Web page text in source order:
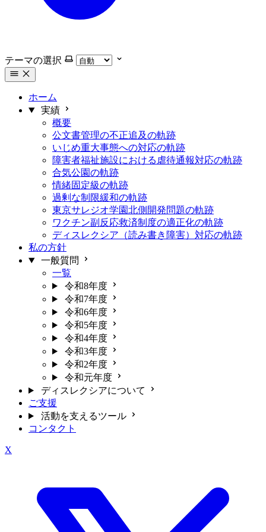
テーマの選択
ホーム
実績
概要
公文書管理の不正追及の軌跡
いじめ重大事態への対応の軌跡
障害者福祉施設における虐待通報対応の軌跡
合気公園の軌跡
情緒固定級の軌跡
過剰な制限緩和の軌跡
東京サレジオ学園北側開発問題の軌跡
ワクチン副反応救済制度の適正化の軌跡
ディスレクシア（読み書き障害）対応の軌跡
私の方針
一般質問
一覧
令和8年度
令和7年度
令和6年度
令和5年度
令和4年度
令和3年度
令和2年度
令和元年度
ディスレクシアについて
ご支援
活動を支えるツール
コンタクト
X